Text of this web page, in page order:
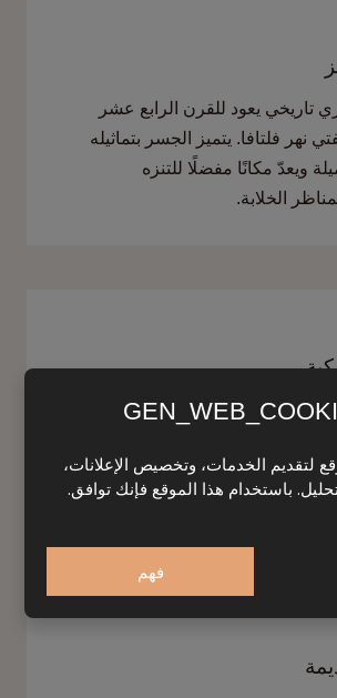
يعود للقرن الرابع عشر
نهر فلتافا. يتميز الجسر بتماثيله
ويعدّ مكانًا مفضلًا للتنزه
الخلابة.
القديمة، وتعتبر واحدة من
لمشاهدة عرض الساعة الفلكي الذي
.
لتقديم الخدمات، وتخصيص الإعلانات،
باستخدام هذا الموقع فإنك توافق.
فهم